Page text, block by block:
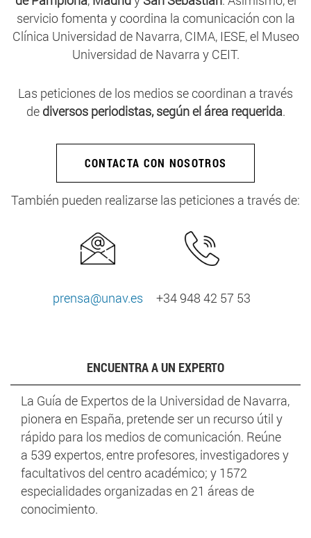
servicio fomenta y coordina la comunicación con la
Clínica Universidad de Navarra, CIMA, IESE, el Museo
Universidad de Navarra y CEIT.
Las peticiones de los medios se coordinan a través
de diversos periodistas, según el área requerida.
CONTACTA CON NOSOTROS
También pueden realizarse las peticiones a través de:
prensa@unav.es +34 948 42 57 53
ENCUENTRA A UN EXPERTO
La Guía de Expertos de la Universidad de Navarra,
pionera en España, pretende ser un recurso útil y
rápido para los medios de comunicación. Reúne
a 539 expertos, entre profesores, investigadores y
facultativos del centro académico; y 1572
especialidades organizadas en 21 áreas de
conocimiento.